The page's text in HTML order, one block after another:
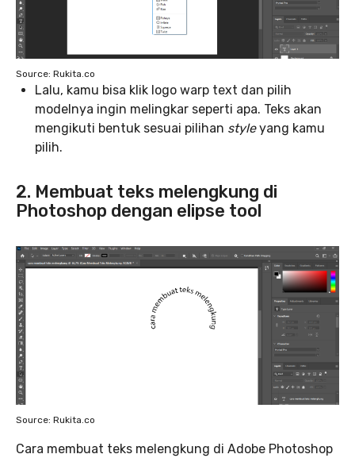
Source: Rukita.co
Lalu, kamu bisa klik logo warp text dan pilih
modelnya ingin melingkar seperti apa. Teks akan
mengikuti bentuk sesuai pilihan styleyang kamu
pilih.
2. Membuat teks melengkung di
Photoshop dengan elipse tool
Source: Rukita.co
Cara membuat teks melengkung di Adobe Photoshop